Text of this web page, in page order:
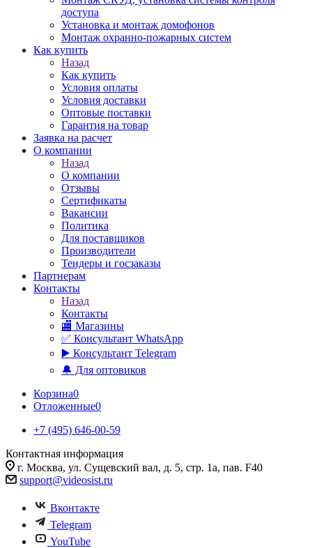
доступа
Установка и монтаж домофонов
Монтаж охранно-пожарных систем
Как купить
Назад
Как купить
Условия оплаты
Условия доставки
Оптовые поставки
Гарантия на товар
Заявка на расчет
О компании
Назад
О компании
Отзывы
Сертификаты
Вакансии
Политика
Для поставщиков
Производители
Тендеры и госзаказы
Партнерам
Контакты
Назад
Контакты
🏬 Магазины
✅️ Консультант WhatsApp
▶️ Консультант Telegram
🔔 Для оптовиков
Корзина0
Отложенные0
+7 (495) 646-00-59
Контактная информация
г. Москва, ул. Сущевский вал, д. 5, стр. 1а, пав. F40
support@videosist.ru
Вконтакте
Telegram
YouTube